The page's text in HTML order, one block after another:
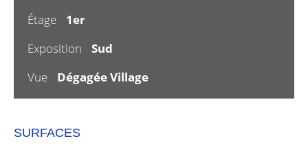
Étage
1er
Exposition
Sud
Vue
Dégagée Village
SURFACES